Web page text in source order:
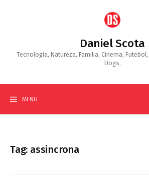
Daniel Scota
Tecnologia, Natureza, Familia, Cinema,
Dogs.
MENU
Tag: assincrona